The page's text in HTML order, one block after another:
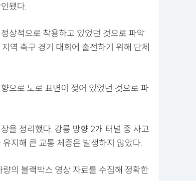
됐다.
상적으로 착용하고 있었던 것으로 파악
역 축구 경기 대회에 출전하기 위해 단체
으로 도로 표면이 젖어 있었던 것으로 파
을 정리했다. 강릉 방향 2개 터널 중 사고
지해 큰 교통 체증은 발생하지 않았다.
의 블랙박스 영상 자료를 수집해 정확한